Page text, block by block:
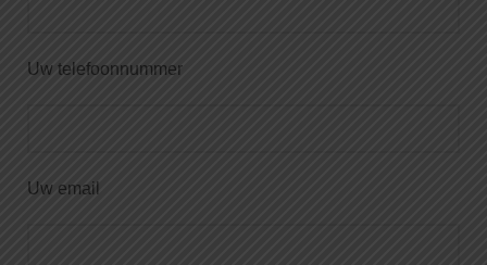
Uw telefoonnummer
Uw email